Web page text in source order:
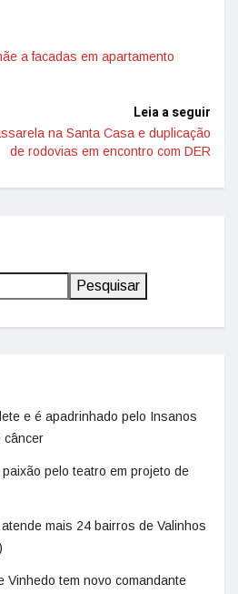
a facadas em apartamento
Leia a seguir
na Santa Casa e duplicação
de rodovias em encontro com DER
Pesquisar
e é apadrinhado pelo Insanos
câncer
pelo teatro em projeto de
mais 24 bairros de Valinhos
Vinhedo tem novo comandante